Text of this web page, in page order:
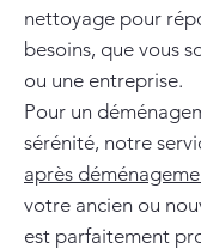
nettoyage pour
besoins, que vous
ou une entreprise.
Pour un
sérénité, notre
après
votre ancien ou
est parfaitement